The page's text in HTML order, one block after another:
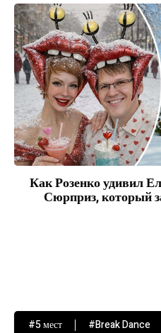
Как Розенко удивил
Сюрприз, который
#5 мест #Break Dance